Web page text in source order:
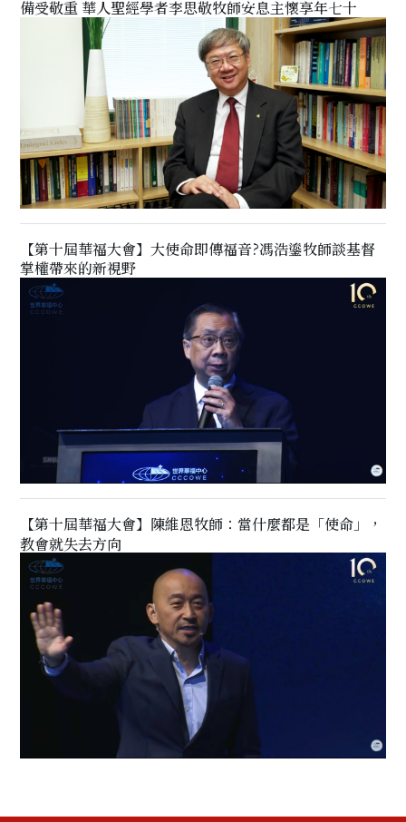
備受敬重 華人聖經學者李思敬牧師安息主懷享年七十
【第十屆華福大會】大使命即傳福音?馮浩鎏牧師談基督
掌權帶來的新視野
【第十屆華福大會】陳維恩牧師：當什麼都是「使命」，
教會就失去方向